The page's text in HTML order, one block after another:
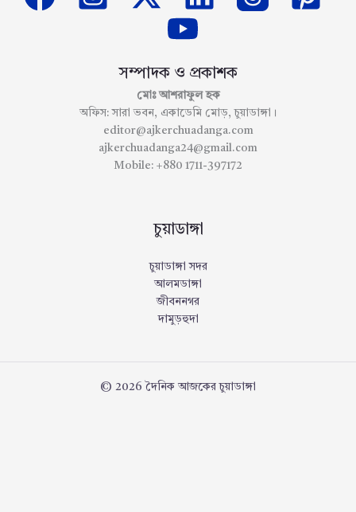
সম্পাদক ও প্রকাশক
মোঃ আশরাফুল হক
অফিস: সারা ভবন, একাডেমি মোড়, চুয়াডাঙ্গা।
editor@ajkerchuadanga.com
ajkerchuadanga24@gmail.com
Mobile: +880 1711-397172
চুয়াডাঙ্গা
চুয়াডাঙ্গা সদর
আলমডাঙ্গা
জীবননগর
দামুড়হুদা
© 2026 দৈনিক আজকের চুয়াডাঙ্গা